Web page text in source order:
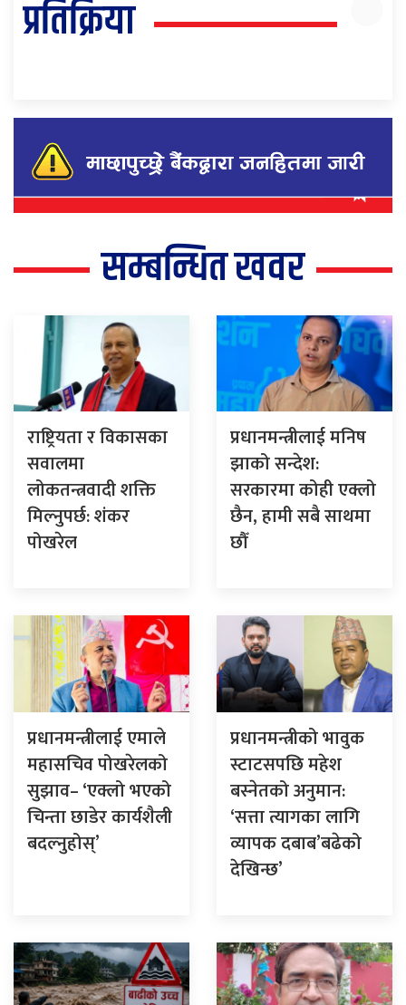
प्रतिक्रिया
सम्बन्धित खवर
राष्ट्रियता र विकासका
सवालमा
लोकतन्त्रवादी शक्ति
मिल्नुपर्छ: शंकर
पोखरेल
प्रधानमन्त्रीलाई मनिष
झाको सन्देश:
सरकारमा कोही एक्लो
छैन, हामी सबै साथमा
छौँ
प्रधानमन्त्रीलाई एमाले
महासचिव पोखरेलको
सुझाव– ‘एक्लो भएको
चिन्ता छाडेर कार्यशैली
बदल्नुहोस्’
प्रधानमन्त्रीको भावुक
स्टाटसपछि महेश
बस्नेतको अनुमान:
‘सत्ता त्यागका लागि
व्यापक दबाब’बढेको
देखिन्छ’